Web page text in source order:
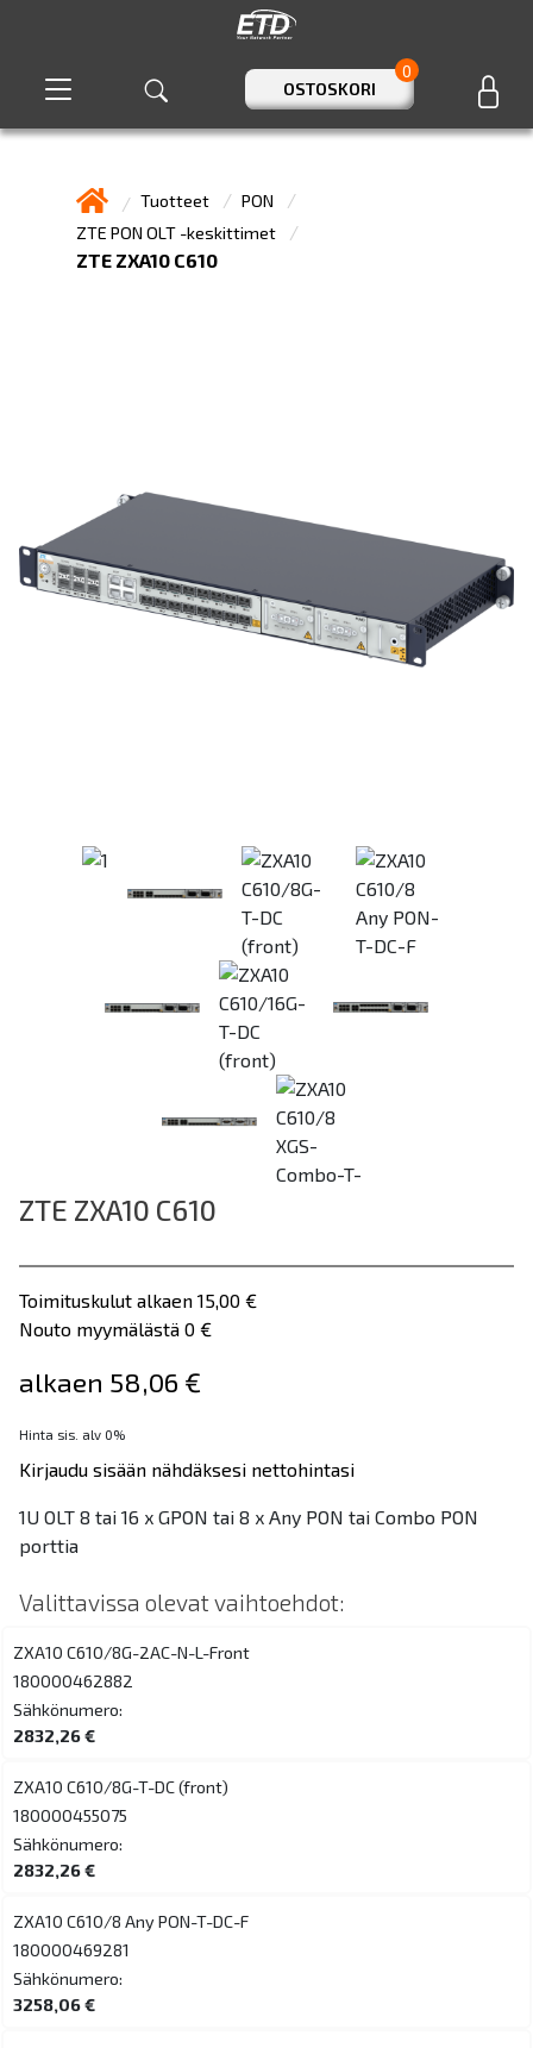
OSTOSKORI
0
Tuotteet
PON
ZTE PON OLT -keskittimet
ZTE ZXA10 C610
ZTE ZXA10 C610
Toimituskulut alkaen 15,00 €
Nouto myymälästä 0 €
alkaen 58,06 €
Hinta sis. alv 0%
Kirjaudu sisään nähdäksesi nettohintasi
1U OLT 8 tai 16 x GPON tai 8 x Any PON tai Combo PON
porttia
Valittavissa olevat vaihtoehdot:
ZXA10 C610/8G-2AC-N-L-Front
180000462882
Sähkönumero:
2832,26 €
ZXA10 C610/8G-T-DC (front)
180000455075
Sähkönumero:
2832,26 €
ZXA10 C610/8 Any PON-T-DC-F
180000469281
Sähkönumero:
3258,06 €